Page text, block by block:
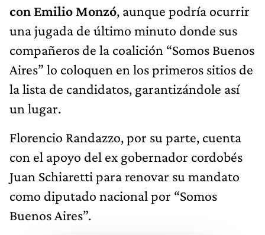
con Emilio Monzó, aunque podría ocurrir
una jugada de último minuto donde sus
compañeros de la coalición “Somos Buenos
Aires” lo coloquen en los primeros sitios de
la lista de candidatos, garantizándole así
un lugar.
Florencio Randazzo, por su parte, cuenta
con el apoyo del ex gobernador cordobés
Juan Schiaretti para renovar su mandato
como diputado nacional por “Somos
Buenos Aires”.